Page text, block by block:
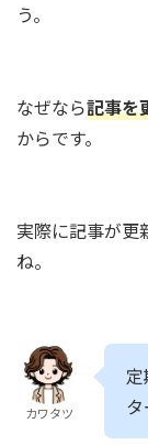
う。
なぜなら記事を
からです。
実際に記事が更
ね。
カワタツ
タ